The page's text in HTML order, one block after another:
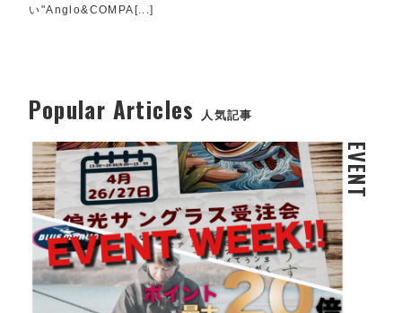
い"Anglo&COMPA[...]
Popular Articles 人気記事
EVENT